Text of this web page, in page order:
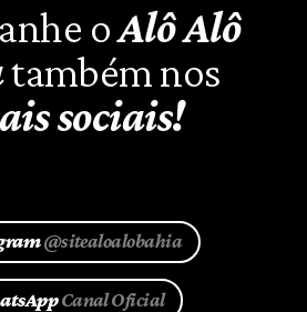
oAlô Alô
também nos
sociais!
@sitealoalobahia
Canal Oficial